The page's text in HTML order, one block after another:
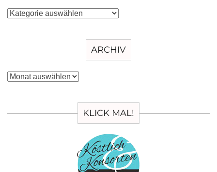
Kategorien
ARCHIV
Archiv
KLICK MAL!